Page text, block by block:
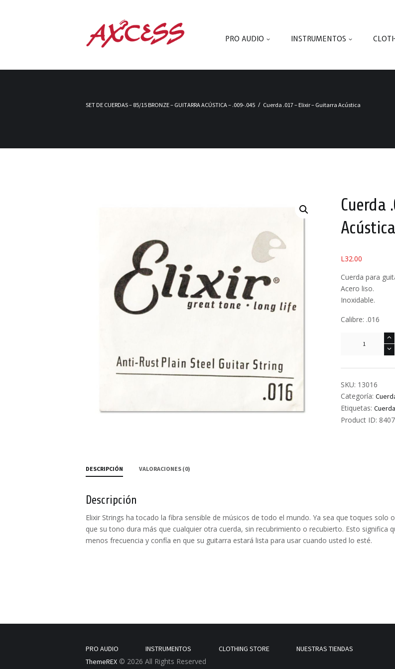
PRO AUDIO INSTRUMENTOS
SET DE CUERDAS – 85/15 BRONZE – GUITARRA ACÚSTICA – .009-.045 Cuerda .017 – Elixir – Guitarra Acústica
Cuerda
Acústica
L32.00
Cuerda para
Acero liso.
Inoxidable.
Calibre: .016
-
Guitarra
Acústica
cantidad
SKU: 13016
Categoría:
Etiquetas:
Product ID: 8407
DESCRIPCIÓN VALORACIONES (0)
Descripción
Elixir Strings ha tocado la fibra sensible de músicos de todo el mundo. Ya sea que toques
que su tono dura más que cualquier otra cuerda, sin recubrimiento o recubierto. Esto significa
menos frecuencia y confía en que su guitarra estará lista para usar cuando usted lo esté.
PRO AUDIO INSTRUMENTOS CLOTHING STORE
NUESTRAS TIENDAS
ThemeREX © 2026 All Rights Reserved